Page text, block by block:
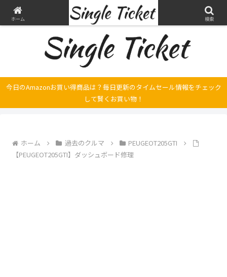
ヤマハ SRX250とFilano115、スバル エクシーガの整備・修理そして旅の記録
今日のAmazonお買い得商品は？毎日更新のタイムセール情報をチェック
して賢くお買い物！
ホーム 過去のクルマ
PEUGEOT205GTI
【PEUGEOT205GTI】ダッシュボード修理
ホーム 検索